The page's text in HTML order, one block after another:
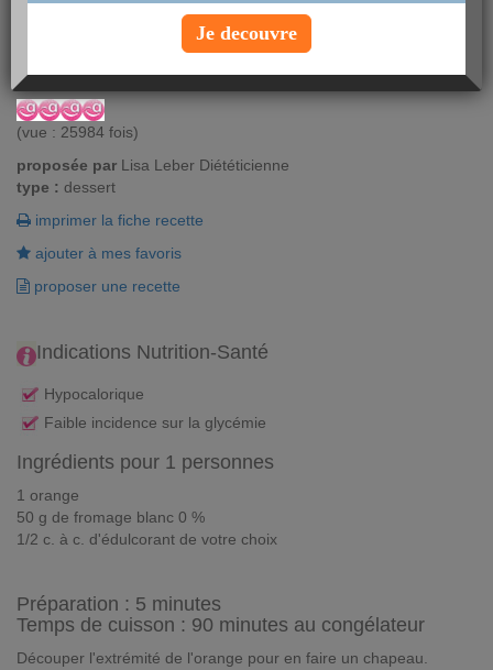
Si vous souhaitiez redécouvrir l'orange givrée et pouvoir vous
régaler sans culpabiliser, cette recette est faite pour vous !
Vous aimez ? Alors notez !
(vue : 25984 fois)
proposée par Lisa Leber Diététicienne
type : dessert
imprimer la fiche recette
ajouter à mes favoris
proposer une recette
Indications Nutrition-Santé
Hypocalorique
Faible incidence sur la glycémie
Ingrédients pour 1 personnes
1 orange
50 g de fromage blanc 0 %
1/2 c. à c. d'édulcorant de votre choix
Préparation : 5 minutes
Temps de cuisson : 90 minutes au congélateur
Découper l'extrémité de l'orange pour en faire un chapeau.
Je decouvre